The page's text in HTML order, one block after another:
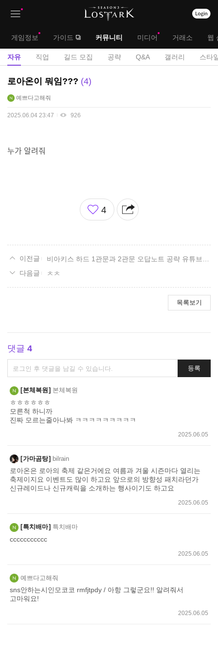
대
메
게임정보 가이드 커뮤니티 미디어 거래소 웹
서
자유 직업 길드 모집 공략 Q&A 갤러리 스타
자
게
로아온이 뭐임??? 4
예쁘다고해줘
2025.06.04 23:47 926
누가 알려줘
좋
아
4
비아키스 하드 1관문과 2관문 오답노트 공략 유튜브 영상 사이트.
ㅊㅊ
목록보기
댓글 4
댓
글
쓰
기
등록
본체복원 본체복원
ㅎㅎㅎㅎㅎㅎ
모른척 하니까
진짜 모르는줄아나봐 ㅋㅋㅋㅋㅋㅋㅋㅋㅋ
2025.06.05
가마곰탕 bilrain
로아온은 로아의 축제 같은거에요 여름과 겨울 시즌마다 열리는
축제이지요 이벤트도 많이 하고요 앞으로의 방향성 패치라던가
신규레이드나 신규캐릭을 소개하는 행사이기도 하고요
2025.06.05
특치배마 특치배마
ccccccccccc
2025.06.05
예쁘다고해줘
sns안하는시인모코코 rmfjtpdy / 아항 그렇군요!! 알려줘서
고마워요!
2025.06.05